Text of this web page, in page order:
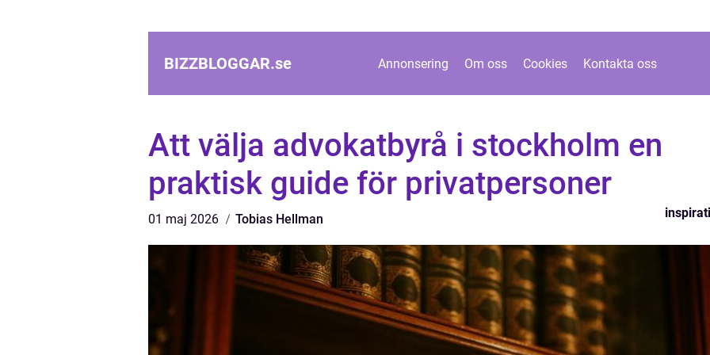
BIZZBLOGGAR.se Annonsering Om oss Cookies Kontakta oss
Att välja advokatbyrå i stockholm en
praktisk guide för privatpersoner
01 maj 2026 Tobias Hellman